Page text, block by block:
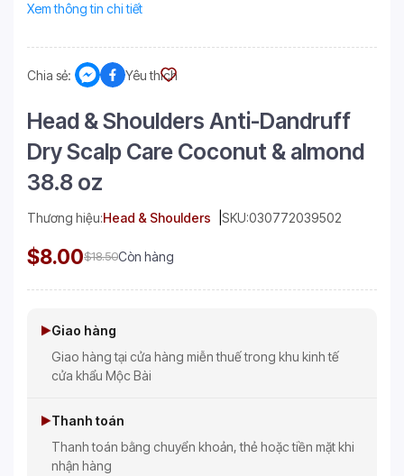
Xem thông tin chi tiết
Chia sẻ: Yêu thích
Head & Shoulders Anti-Dandruff
Dry Scalp Care Coconut & almond
38.8 oz
Thương hiệu:Head & Shoulders SKU:030772039502
$8.00$18.50Còn hàng
Giao hàng
Giao hàng tại cửa hàng miễn thuế trong khu kinh tế
cửa khẩu Mộc Bài
Thanh toán
Thanh toán bằng chuyển khoản, thẻ hoặc tiền mặt khi
nhận hàng